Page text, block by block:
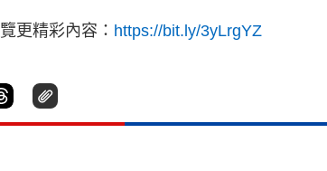
更精彩內容： https://bit.ly/3yLrgYZ